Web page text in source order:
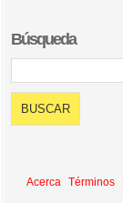
Búsqueda
Acerca Términos